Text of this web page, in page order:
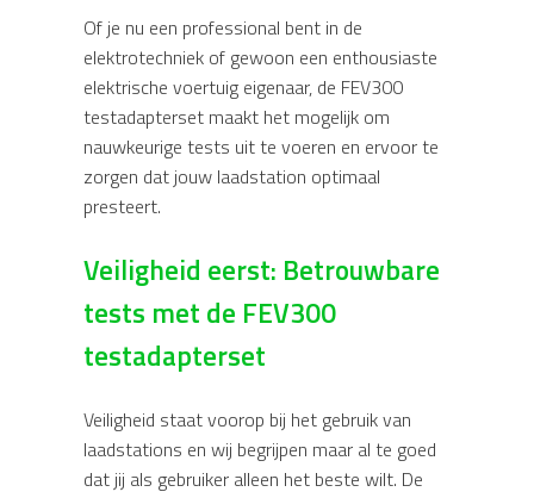
Of je nu een professional bent in de
elektrotechniek of gewoon een enthousiaste
elektrische voertuig eigenaar, de FEV300
testadapterset maakt het mogelijk om
nauwkeurige tests uit te voeren en ervoor te
zorgen dat jouw laadstation optimaal
presteert.
Veiligheid eerst: Betrouwbare
tests met de FEV300
testadapterset
Veiligheid staat voorop bij het gebruik van
laadstations en wij begrijpen maar al te goed
dat jij als gebruiker alleen het beste wilt. De